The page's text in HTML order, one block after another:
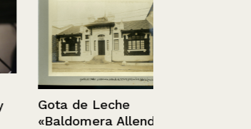
Gota de Leche
«Baldomera Allendes